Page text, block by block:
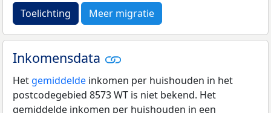
Toelichting Meer migratie
Inkomensdata
Het gemiddelde inkomen per huishouden in het
postcodegebied 8573 WT is niet bekend. Het
gemiddelde inkomen per huishouden in een